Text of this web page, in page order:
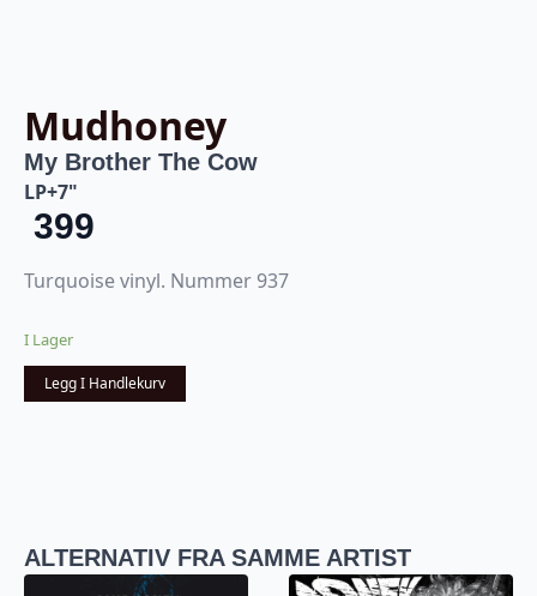
Mudhoney
My Brother The Cow
LP+7"
399
Turquoise vinyl. Nummer 937
I Lager
Legg I Handlekurv
ALTERNATIV FRA SAMME ARTIST